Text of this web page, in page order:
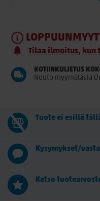
Tilaa ilmoitus, kun
KOTIINKULJETUS
Nouto myymälästä
Tuote ei esillä
Kysymykset/
Katso